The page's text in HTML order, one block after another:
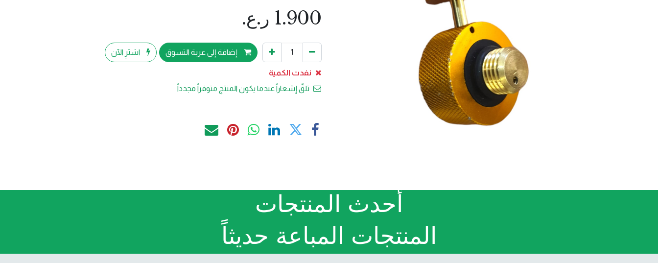
1.900 ر.ع.
إضافة إلى عربة التسوق اشترِ الآن
نفدت الكمية
تلقّ إشعاراً عندما يكون المنتج متوفراً مجدداً
أحدث المنتجات
المنتجات المباعة حديثاً